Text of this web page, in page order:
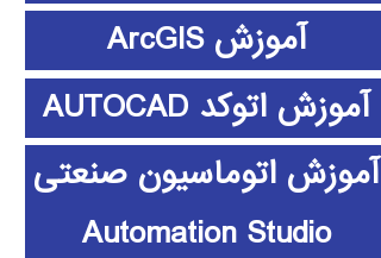
آموزش ArcGIS
آموزش اتوکد AUTOCAD
آموزش اتوماسیون صنعتی
Automation Studio